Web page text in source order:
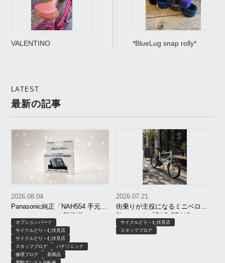
VALENTINO *BlueLug snap rolly*
LATEST
最新の記事
Panasonic純正「NAH554 手元ス
イッチカバー」が新登場！
2026.08.04
オプションパーツ
サイクルどり～む伏見店
サイクルどり～む伏見店
スタッフブログ
パナソニック
修理ブログ
新商品
街乗りが主役になるミニベロ電
動アシスト「PAS CRAIG
ALLEY」がオシャレすぎる！
2026.07.21
サイクルどり～む伏見店
スタッフブログ